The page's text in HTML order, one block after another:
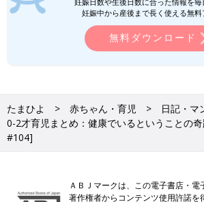
妊娠中から産後まで長く使える無料
無料ダウンロード
たまひよ 赤ちゃん・育児 日記・マ
0-2才育児まとめ：健康でいるということの
#104]
ＡＢＪマークは、この電子書店・電
著作権者からコンテンツ使用許諾を